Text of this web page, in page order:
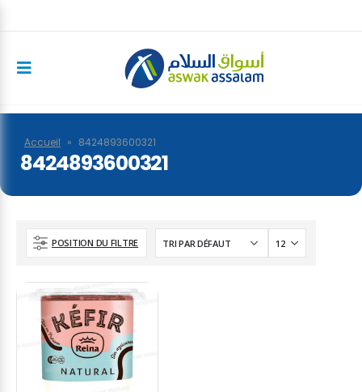
Accueil » 8424893600321
8424893600321
POSITION DU FILTRE